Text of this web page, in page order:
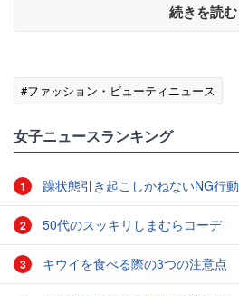
続きを読む
#ファッション・ビューティニュース
女子ニュースランキング
1 躁状態引き起こしかねないNG行動
2 50代のスッキリしまむらコーデ
3 キウイを食べる際の3つの注意点